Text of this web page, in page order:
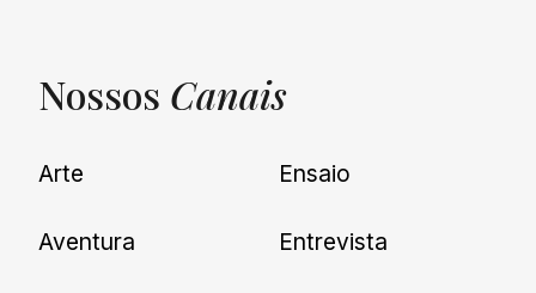
UNQUIET
Newsletter
Nossos Canais
Arte
Aventura
Ensaio
Entrevista